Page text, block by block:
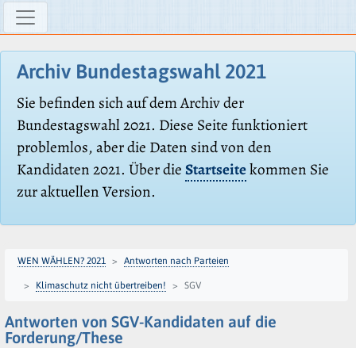
Archiv Bundestagswahl 2021
Sie befinden sich auf dem Archiv der
Bundestagswahl 2021. Diese Seite funktioniert
problemlos, aber die Daten sind von den
Kandidaten 2021. Über dieStartseitekommen Sie
zur aktuellen Version.
WEN WÄHLEN? 2021 Antworten nach Parteien
Klimaschutz nicht übertreiben! SGV
Antworten von SGV-Kandidaten auf die
Forderung/These